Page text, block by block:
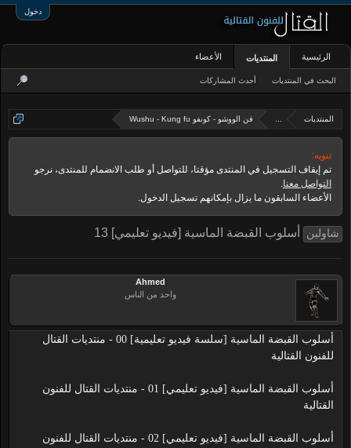
دخول
المنتديات فن الووشو - كونفو Wushu - Kung fu
تنويه:
تم إيقاف التسجيل في المنتدى مؤقتا، للتواصل أو طلب الانضمام للمنتدى، نرجو
التواصل معنا.
الأعضاء السابقون ما يزال بإمكانهم تسجيل الدخول.
شاولين أسلوب القبضة الماسية [فيديو تعليمي] 13
Ahmed
واحد من الناس
أسلوب القبضة الماسية [سلسة فيديو تعليمية] 00 - منتديات القتال
للفنون القتالية
أسلوب القبضة الماسية [فيديو تعليمي] 01 - منتديات القتال للفنون
القتالية
أسلوب القبضة الماسية [فيديو تعليمي] 02 - منتديات القتال للفنون
الرئيسية المنتديات
البحث في المنتديات أحدث المشاركات
الأعضاء